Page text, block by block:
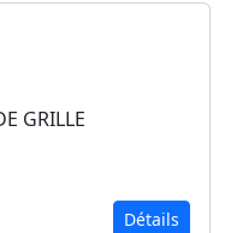
GRILLE
Détails